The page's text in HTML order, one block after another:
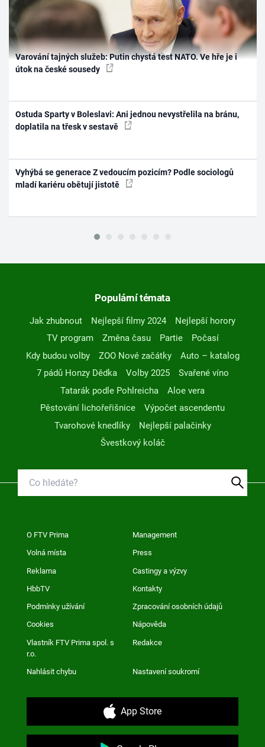
Varování tajných služeb: Putin chystá test NATO. Ve hře je i
útok na české sousedy
Ostuda Sparty v Boleslavi: Ani jednou nevystřelila na bránu,
doplatila na třesk v sestavě
Vyhýbá se generace Z vedoucím pozicím? Podle sociologů
mladí kariéru obětují jistotě
Populární témata
Jak zhubnout Nejlepší filmy 2024
Nejlepší horory
TV program
Změna času Partie
Počasí
Kdy budou volby
ZOO Nové začátky
Auto – katalog
7 pádů Honzy Dědka
Volby 2025
Svařené víno
Tatarák podle Pohlreicha
Aloe vera
Pěstování lichořeřišnice
Výpočet ascendentu
Tvarohové knedlíky
Nejlepší palačinky
Švestkový koláč
O FTV Prima Management
Volná místa Press
Reklama Castingy a výzvy
HbbTV Kontakty
Podmínky užívání Zpracování osobních údajů
Cookies Nápověda
Vlastník FTV Prima spol. s
r.o.
Redakce
Nahlásit chybu Nastavení soukromí
App Store